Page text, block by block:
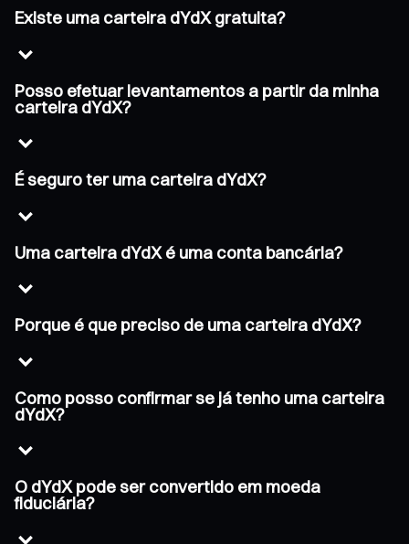
Existe uma carteira dYdX gratuita?
Posso efetuar levantamentos a partir da minha
carteira dYdX?
É seguro ter uma carteira dYdX?
Uma carteira dYdX é uma conta bancária?
Porque é que preciso de uma carteira dYdX?
Como posso confirmar se já tenho uma carteira
dYdX?
O dYdX pode ser convertido em moeda
fiduciária?